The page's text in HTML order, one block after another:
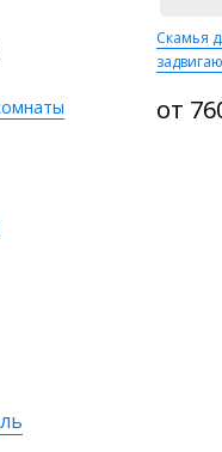
Скамья
от